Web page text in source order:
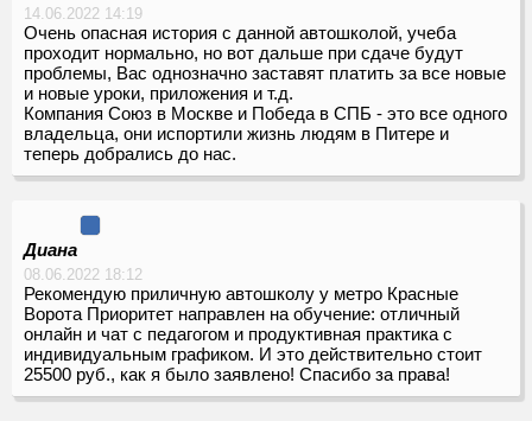
14.06.2022 14:19
Очень опасная история с данной автошколой, учеба
проходит нормально, но вот дальше при сдаче будут
проблемы, Вас однозначно заставят платить за все новые
и новые уроки, приложения и т.д.
Компания Союз в Москве и Победа в СПБ - это все одного
владельца, они испортили жизнь людям в Питере и
теперь добрались до нас.
Диана
08.06.2022 18:12
Рекомендую приличную автошколу у метро Красные
Ворота Приоритет направлен на обучение: отличный
онлайн и чат с педагогом и продуктивная практика с
индивидуальным графиком. И это действительно стоит
25500 руб., как я было заявлено! Спасибо за права!